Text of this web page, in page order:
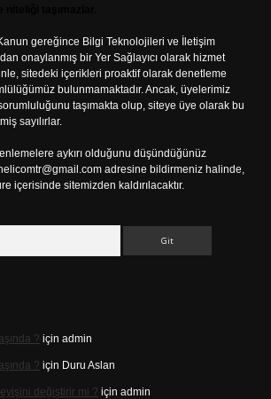
gereğince Bilgi Teknolojileri ve İletişim
onaylanmış bir Yer Sağlayıcı olarak hizmet
sitedeki içerikleri proaktif olarak denetleme
bulunmamaktadır. Ancak, üyelerimiz
taşımakta olup, siteye üye olarak bu
sayılırlar.
aykırı olduğunu düşündüğünüz
adresine bildirmeniz halinde,
içerisinde sitemizden kaldırılacaktır.
? için admin
? için Duru Aslan
değiştirir mi ? için admin